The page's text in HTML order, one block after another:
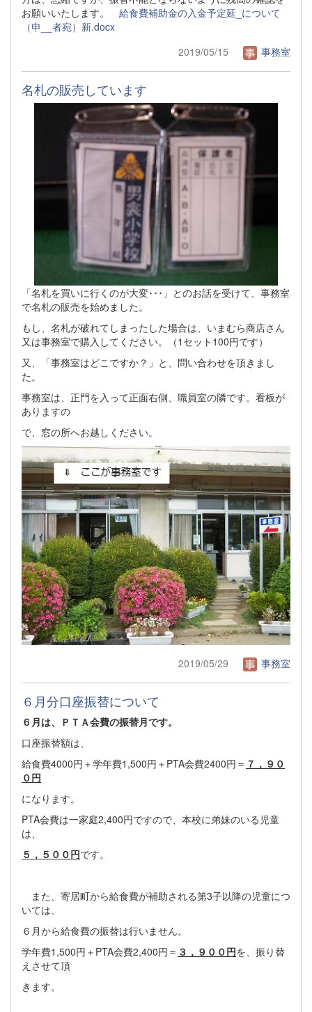
お願いいたします。 給食費補助金の入金予定延_について
（申__者宛）新.docx
2019/05/15
事務室
名札の販売しています
「名札を買いに行くのが大変･･･」とのお話を受けて、事務室
で名札の販売を始めました。
もし、名札が破れてしまったした場合は、いまむら商店さん
又は事務室で購入してください。（1セット100円です）
又、「事務室はどこですか？」と、問い合わせを頂きまし
た。
事務室は、正門を入って正面右側、職員室の隣です。看板が
ありますの
で、窓の所へお越しください。
2019/05/29 事務室
６月分口座振替について
６月は、ＰＴＡ会費の振替月です。
口座振替額は、
給食費4000円＋学年費1,500円＋PTA会費2400円＝ ７，９０
０円
になります。
PTA会費は一家庭2,400円ですので、本校に弟妹のいる児童
は、
５，５００円です。
また、寄居町から給食費が補助される第3子以降の児童につ
いては、
６月から給食費の振替は行いません。
学年費1,500円＋PTA会費2,400円＝ ３，９００円を、振り替
えさせて頂
きます。